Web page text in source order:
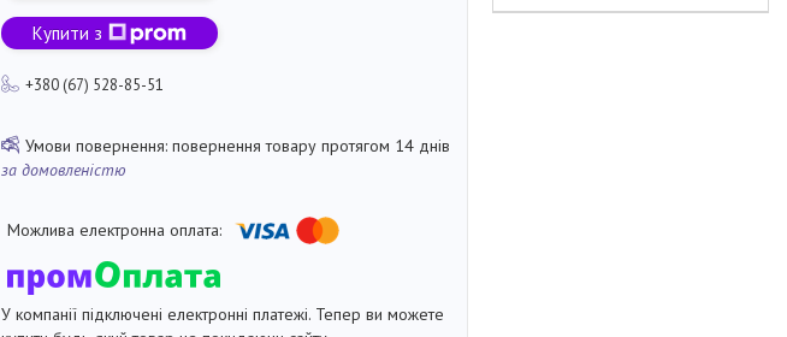
Купити з
+380 (67) 528-85-51
повернення товару протягом 14 днів
за домовленістю
У компанії підключені електронні платежі. Тепер ви можете